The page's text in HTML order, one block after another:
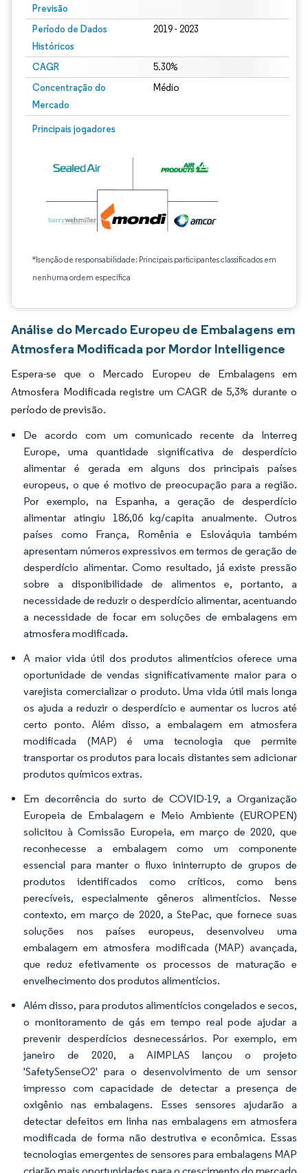
Previsão
Período de Dados
Históricos
2019 - 2023
CAGR 5.30%
Concentração do
Mercado
Médio
Principais jogadores
*Isenção de responsabilidade: Principais participantes classificados em
nenhuma ordem específica
Análise do Mercado Europeu de Embalagens em
Atmosfera Modificada por Mordor Intelligence
Espera-se que o Mercado Europeu de Embalagens em
Atmosfera Modificada registre um CAGR de 5,3% durante o
período de previsão.
De acordo com um comunicado recente da Interreg
Europe, uma quantidade significativa de desperdício
alimentar é gerada em alguns dos principais países
europeus, o que é motivo de preocupação para a região.
Por exemplo, na Espanha, a geração de desperdício
alimentar atingiu 186,06 kg/capita anualmente. Outros
países como França, Romênia e Eslováquia também
apresentam números expressivos em termos de geração de
desperdício alimentar. Como resultado, já existe pressão
sobre a disponibilidade de alimentos e, portanto, a
necessidade de reduzir o desperdício alimentar, acentuando
a necessidade de focar em soluções de embalagens em
atmosfera modificada.
A maior vida útil dos produtos alimentícios oferece uma
oportunidade de vendas significativamente maior para o
varejista comercializar o produto. Uma vida útil mais longa
os ajuda a reduzir o desperdício e aumentar os lucros até
certo ponto. Além disso, a embalagem em atmosfera
modificada (MAP) é uma tecnologia que permite
transportar os produtos para locais distantes sem adicionar
produtos químicos extras.
Em decorrência do surto de COVID-19, a Organização
Europeia de Embalagem e Meio Ambiente (EUROPEN)
solicitou à Comissão Europeia, em março de 2020, que
reconhecesse a embalagem como um componente
essencial para manter o fluxo ininterrupto de grupos de
produtos identificados como críticos, como bens
perecíveis, especialmente gêneros alimentícios. Nesse
contexto, em março de 2020, a StePac, que fornece suas
soluções nos países europeus, desenvolveu uma
embalagem em atmosfera modificada (MAP) avançada,
que reduz efetivamente os processos de maturação e
envelhecimento dos produtos alimentícios.
Além disso, para produtos alimentícios congelados e secos,
o monitoramento de gás em tempo real pode ajudar a
prevenir desperdícios desnecessários. Por exemplo, em
janeiro de 2020, a AIMPLAS lançou o projeto
'SafetySenseO2' para o desenvolvimento de um sensor
impresso com capacidade de detectar a presença de
oxigênio nas embalagens. Esses sensores ajudarão a
detectar defeitos em linha nas embalagens em atmosfera
modificada de forma não destrutiva e econômica. Essas
tecnologias emergentes de sensores para embalagens MAP